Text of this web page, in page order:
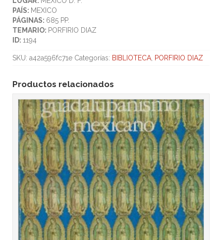
PAÍS: MEXICO
PÁGINAS: 685 PP.
TEMARIO: PORFIRIO DIAZ
ID: 1194
SKU: a42a596fc71e Categorías: BIBLIOTECA PORFIRIO DIAZ
Productos relacionados